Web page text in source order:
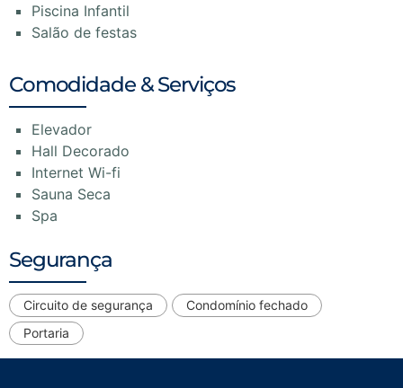
Piscina Infantil
Salão de festas
Comodidade & Serviços
Elevador
Hall Decorado
Internet Wi-fi
Sauna Seca
Spa
Segurança
Circuito de segurança
Condomínio fechado
Portaria